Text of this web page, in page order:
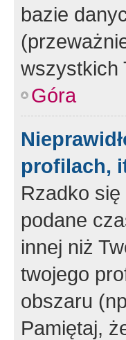
bazie
wszystkich
Góra
profilach,
Rzadko
podane
innej niż
twojego
obszaru
Pamiętaj,